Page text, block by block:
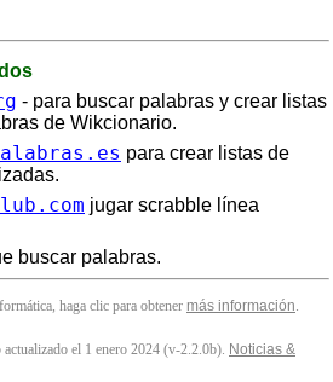
- para buscar palabras y crear listas
de Wikcionario.
para crear listas de
jugar scrabble línea
buscar palabras.
haga clic para obtener más información.
el 1 enero 2024 (v-2.2.0b). Noticias &